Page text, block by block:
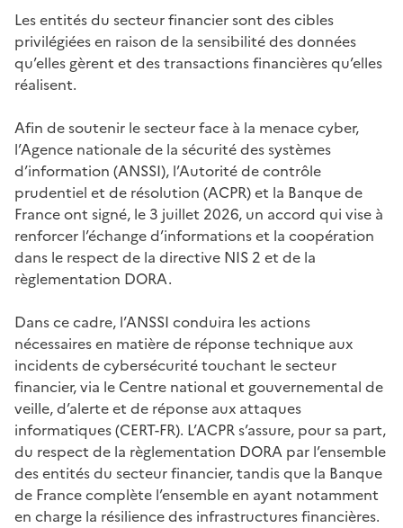
Les entités du secteur financier sont des cibles
privilégiées en raison de la sensibilité des données
qu’elles gèrent et des transactions financières qu’elles
réalisent.
Afin de soutenir le secteur face à la menace cyber,
l’Agence nationale de la sécurité des systèmes
d’information (ANSSI), l’Autorité de contrôle
prudentiel et de résolution (ACPR) et la Banque de
France ont signé, le 3 juillet 2026, un accord qui vise à
renforcer l’échange d’informations et la coopération
dans le respect de la directive NIS 2 et de la
règlementation DORA.
Dans ce cadre, l’ANSSI conduira les actions
nécessaires en matière de réponse technique aux
incidents de cybersécurité touchant le secteur
financier, via le Centre national et gouvernemental de
veille, d’alerte et de réponse aux attaques
informatiques (CERT-FR). L’ACPR s’assure, pour sa part,
du respect de la règlementation DORA par l’ensemble
des entités du secteur financier, tandis que la Banque
de France complète l’ensemble en ayant notamment
en charge la résilience des infrastructures financières.